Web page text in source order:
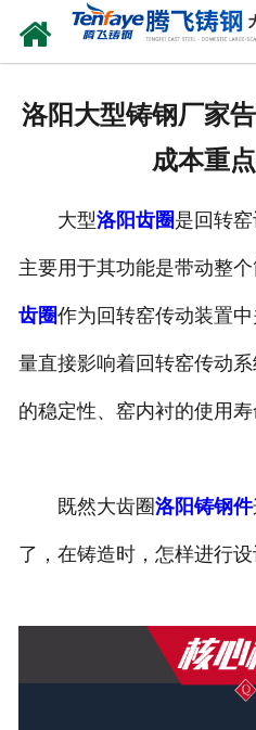
洛阳大型铸钢厂家
成本重
大型洛阳齿圈是回转
主要用于其功能是带动整个
齿圈作为回转窑传动装置
量直接影响着回转窑传动
的稳定性、窑内衬的使用寿
既然大齿圈洛阳铸钢件
了，在铸造时，怎样进行